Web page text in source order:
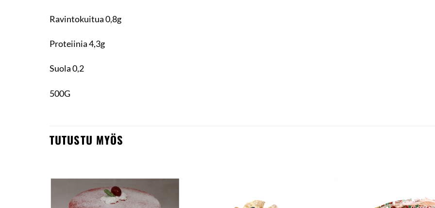
Ravintokuitua 0,8g
Proteiinia 4,3g
Suola 0,2
500G
TUTUSTU MYÖS